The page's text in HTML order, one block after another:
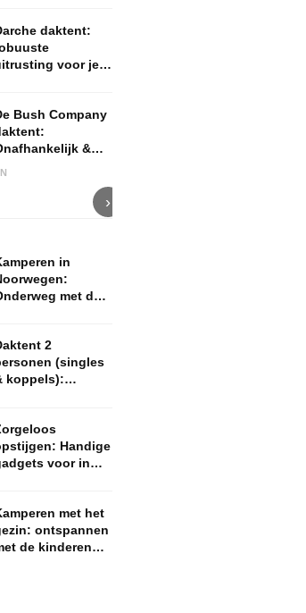
daktent:
voor je
Bush Company
&
daktent: kwaliteit &
beginnende
›
in
met de
en
2
(singles
koppels):
Handige
voor in
met het
ontspannen
de kinderen